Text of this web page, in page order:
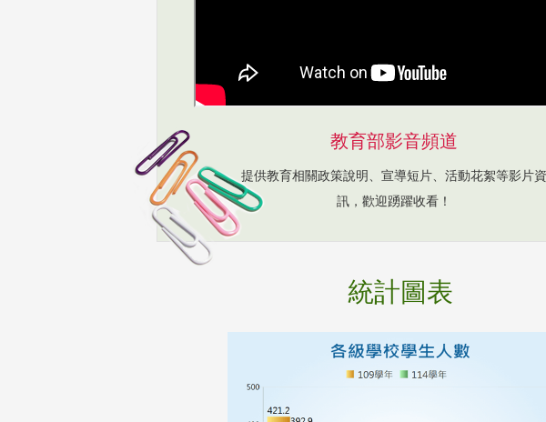
教育部影音頻道
提供教育相關政策說明、宣導短片、活動花絮等影片資
訊，歡迎踴躍收看！
統計圖表